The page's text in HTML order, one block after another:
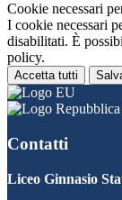
Cookie necessari
I cookie necessari
disabilitati. È
policy.
Accetta tutti
Contatti
Liceo Ginnasio